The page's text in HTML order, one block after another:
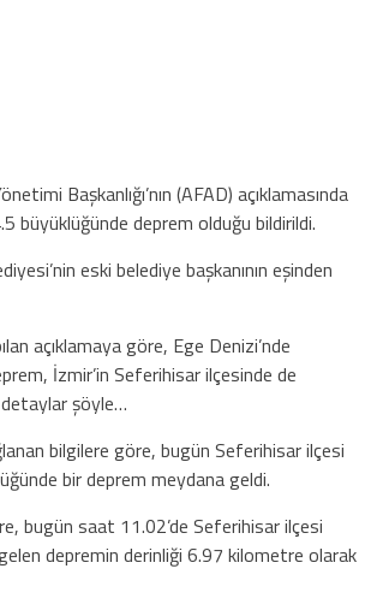
Başkanlığı’nın (AFAD) açıklamasında
büyüklüğünde deprem olduğu bildirildi.
eski belediye başkanının eşinden
açıklamaya göre, Ege Denizi’nde
İzmir’in Seferihisar ilçesinde de
şöyle…
bilgilere göre, bugün Seferihisar ilçesi
bir deprem meydana geldi.
bugün saat 11.02’de Seferihisar ilçesi
depremin derinliği 6.97 kilometre olarak